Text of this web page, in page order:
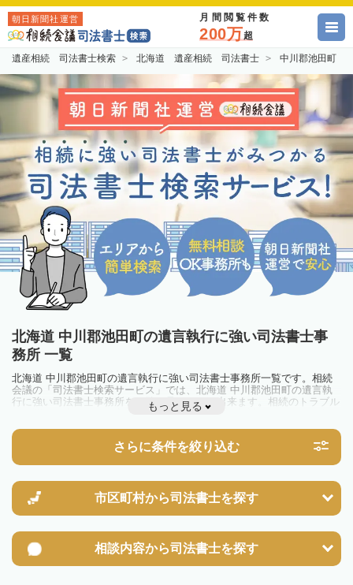
朝日新聞社運営 月間閲覧件数
200万超
遺産相続 司法書士検索 北海道 遺産相続 司法書士 中川郡池田町
北海道 中川郡池田町の遺言執行に強い司法書士事
務所 一覧
北海道 中川郡池田町の遺言執行に強い司法書士事務所一覧です。相続
会議の「司法書士検索サービス」では、北海道 中川郡池田町の遺言執
行に強い司法書士事務所を一覧で見ることが出来ます。相続のトラブル
やお悩みを抱えている方は一度近隣の司法書士に相談してみましょう。
もっと見る
さらに条件を絞り込む
市区町村から司法書士を探す
相談内容から司法書士を探す